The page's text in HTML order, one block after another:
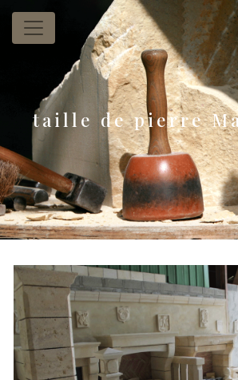
Panneau de gestion des cookies
taille de pierre